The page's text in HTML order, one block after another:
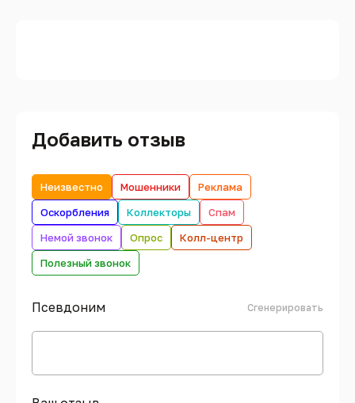
Добавить отзыв
Неизвестно Мошенники
Реклама
Оскорбления
Коллекторы
Спам
Немой звонок
Опрос
Колл-центр
Полезный звонок
Псевдоним Сгенерировать